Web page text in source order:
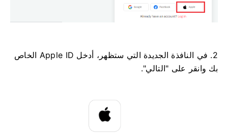
2. في النافذة الجديدة التي ستظهر، أدخل Apple ID الخاص
بك وانقر على "التالي".